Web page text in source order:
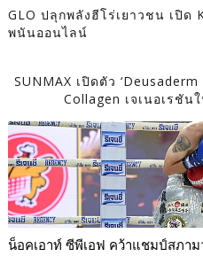
GLO ปลุกพลังฮีโร่เยาวชน เปิด
พนันออนไลน์
SUNMAX เปิดตัว
Collagen เจเนอเรชัน
น็อคเอาท์ ซีพีเอฟ คว้าแชมป์สภาม